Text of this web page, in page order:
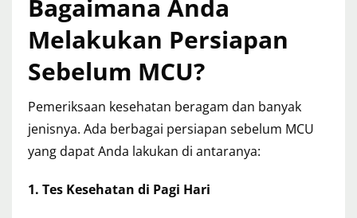
Bagaimana Anda
Melakukan Persiapan
Sebelum MCU?
Pemeriksaan kesehatan beragam dan banyak
jenisnya. Ada berbagai persiapan sebelum MCU
yang dapat Anda lakukan di antaranya:
1. Tes Kesehatan di Pagi Hari